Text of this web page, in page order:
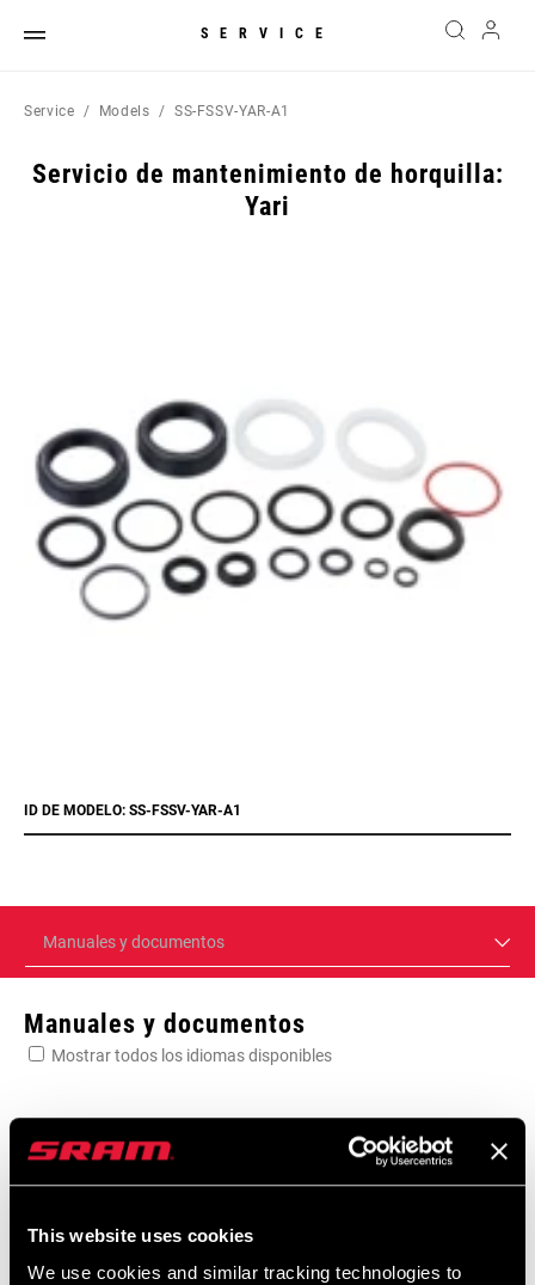
This website uses cookies
We use cookies and similar tracking technologies to
SERVICE
Service Models SS-FSSV-YAR-A1
Servicio de mantenimiento de horquilla:
Yari
ID DE MODELO: SS-FSSV-YAR-A1
Manuales y documentos
Manuales y documentos
Mostrar todos los idiomas disponibles
604 kb